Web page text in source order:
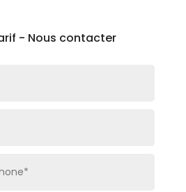
- Nous contacter